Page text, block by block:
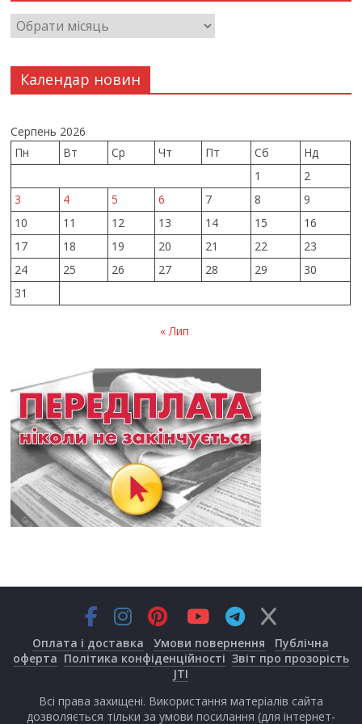
Календар новин
Серпень 2026
Пн
Вт Ср Чт Пт Сб
Нд
1
2
3
4 5 6 7 8
9
10
11 12 13 14 15
16
17
18 19 20 21 22
23
24
25 26 27 28 29
30
31
« Лип
Оплата і доставка Умови повернення
Публічна
оферта Політика конфіденційності Звіт про прозорість
JTI
Всі права захищені. Використання матеріалів сайта
дозволяється тільки за умови посилання (для інтернет-